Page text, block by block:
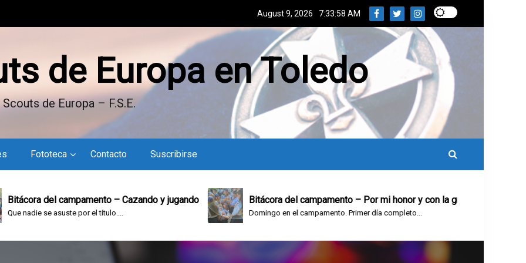
August 9, 2026 7:33:59 AM
de Europa en Toledo
de Europa – F.S.E.
Fototeca Contacto Suscribirse
del campamento – Cazando y jugando
se asuste por el título....
Bitácora del campamento – Por mi honor y con la gracia de Dios, prometo…
Domingo en el campamento. Primer día completo...